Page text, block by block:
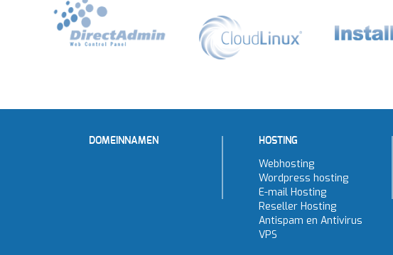
DOMEINNAMEN HOSTING
Webhosting
Wordpress hosting
E-mail Hosting
Reseller Hosting
Antispam en Antivirus
VPS